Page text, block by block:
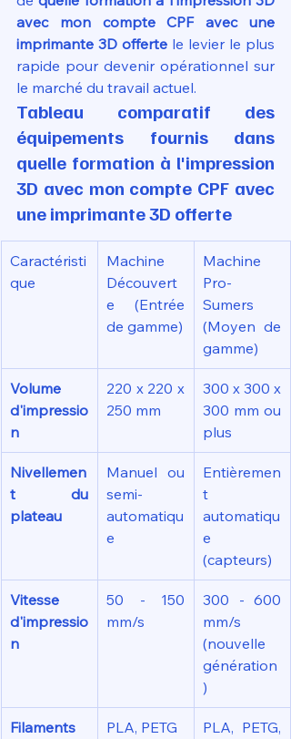
avec mon compte CPF avec une
imprimante 3D offerte le levier le plus
rapide pour devenir opérationnel sur
le marché du travail actuel.
Tableau comparatif des
équipements fournis dans
quelle formation à l'impression
3D avec mon compte CPF avec
une imprimante 3D offerte
Caractéristi
que
Machine
Découvert
e (Entrée
de gamme)
Machine
Pro-
Sumers
(Moyen de
gamme)
Volume
d'impressio
n
220 x 220 x
250 mm
300 x 300 x
300 mm ou
plus
Nivellemen
t du
plateau
Manuel ou
semi-
automatiqu
e
Entièremen
t
automatiqu
e
(capteurs)
Vitesse
d'impressio
n
50 - 150
mm/s
300 - 600
mm/s
(nouvelle
génération
)
Filaments
PLA, PETG
PLA, PETG,